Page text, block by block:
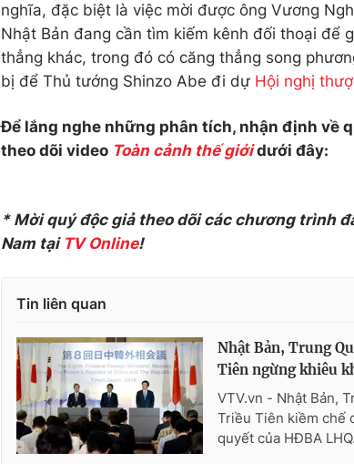
nghĩa, đặc biệt là việc mời được ông Vương
Nhật Bản đang cần tìm kiếm kênh đối thoại để
thẳng khác, trong đó có căng thẳng song
bị để Thủ tướng Shinzo Abe đi dự Hội nghị
Để lắng nghe những phân tích, nhận định về
theo dõi video Toàn cảnh thế giớidưới đây:
* Mời quý độc giả theo dõi các chương trình
Nam tại TV Online!
Tin liên quan
Nhật Bản, Trung
Tiên ngừng khiêu
VTV.vn - Nhật Bản,
Triều Tiên kiềm chế
quyết của HĐBA LHQ.